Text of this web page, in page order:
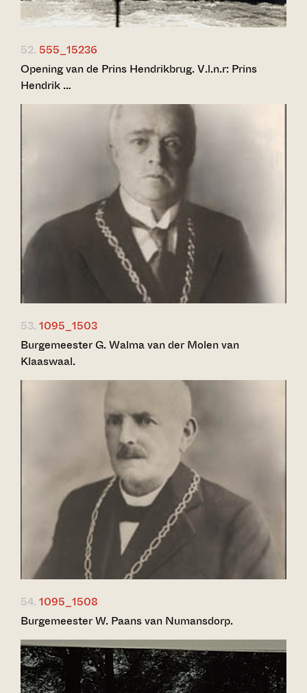
52. 555_15236
Opening van de Prins Hendrikbrug. V.l.n.r: Prins
Hendrik …
53. 1095_1503
Burgemeester G. Walma van der Molen van
Klaaswaal.
54. 1095_1508
Burgemeester W. Paans van Numansdorp.